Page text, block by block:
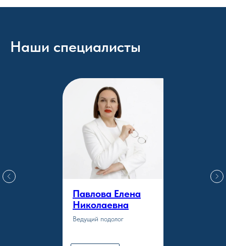
Наши специалисты
Павлова Елена
Николаевна
Ведущий подолог